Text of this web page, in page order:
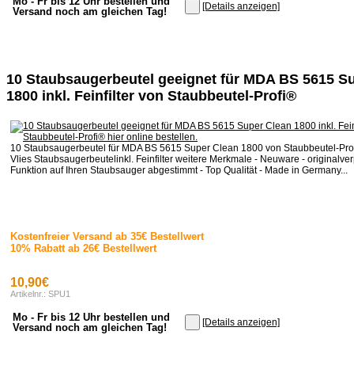
Versand noch am gleichen Tag!
[Details anzeigen]
10 Staubsaugerbeutel geeignet für MDA BS 5615
1800 inkl. Feinfilter von Staubbeutel-Profi®
10 Staubsaugerbeutel für MDA BS 5615 Super Clean 1800 von Staubbeutel-
Vlies Staubsaugerbeutelinkl. Feinfilter weitere Merkmale - Neuware -
Funktion auf Ihren Staubsauger abgestimmt - Top Qualität - Made in Germany...
Kostenfreier Versand ab 35€ Bestellwert
10% Rabatt ab 26€ Bestellwert
10,90€
Artikelnr.: SPU1
Mo - Fr bis 12 Uhr bestellen und
Versand noch am gleichen Tag!
[Details anzeigen]